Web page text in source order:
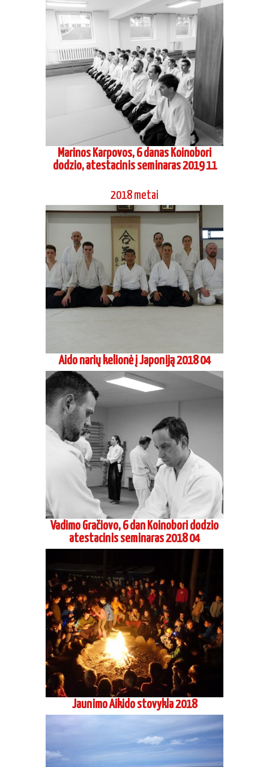
Marinos Karpovos, 6 danas Koinobori
dodzio, atestacinis seminaras 2019 11
2018 metai
Aido narių kelionė į Japoniją 2018 04
Vadimo Gračiovo, 6 dan Koinobori dodzio
atestacinis seminaras 2018 04
Jaunimo Aikido stovykla 2018